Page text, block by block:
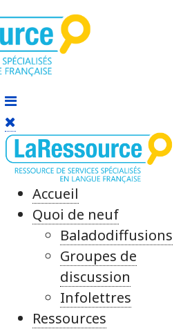
Accueil
Quoi de neuf
Baladodiffusions
Groupes de
discussion
Infolettres
Ressources